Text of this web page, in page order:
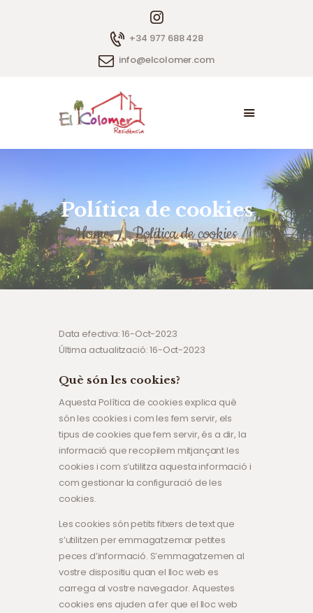
+34 977 688 428
info@elcolomer.com
Política de cookies
Home Política de cookies
LA NOSTRE CASA
CONTACTA’NS
Data efectiva: 16-Oct-2023
Última actualització: 16-Oct-2023
Què són les cookies?
Aquesta Política de cookies explica què
són les cookies i com les fem servir, els
tipus de cookies que fem servir, és a dir, la
informació que recopilem mitjançant les
cookies i com s’utilitza aquesta informació i
com gestionar la configuració de les
cookies.
Les cookies són petits fitxers de text que
s’utilitzen per emmagatzemar petites
peces d’informació. S’emmagatzemen al
vostre dispositiu quan el lloc web es
carrega al vostre navegador. Aquestes
cookies ens ajuden a fer que el lloc web